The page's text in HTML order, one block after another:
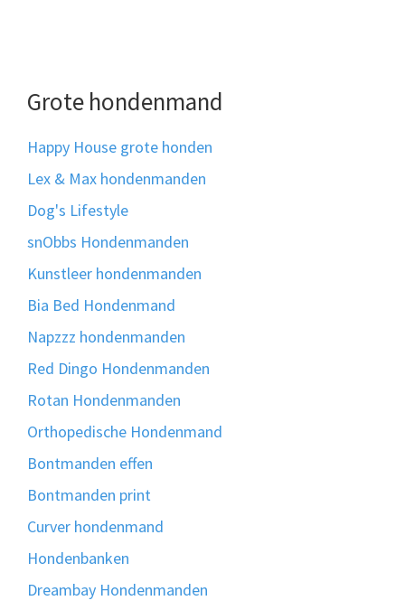
Grote hondenmand
Happy House grote honden
Lex & Max hondenmanden
Dog's Lifestyle
snObbs Hondenmanden
Kunstleer hondenmanden
Bia Bed Hondenmand
Napzzz hondenmanden
Red Dingo Hondenmanden
Rotan Hondenmanden
Orthopedische Hondenmand
Bontmanden effen
Bontmanden print
Curver hondenmand
Hondenbanken
Dreambay Hondenmanden